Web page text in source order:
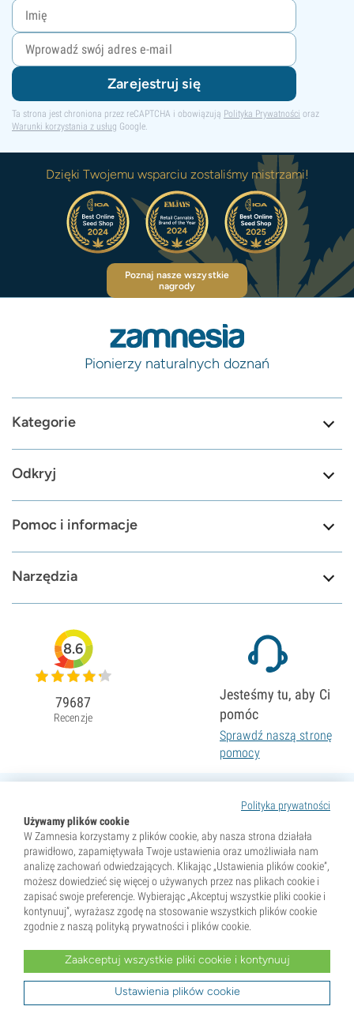
Zarejestruj się
Ta strona jest chroniona przez reCAPTCHA i obowiązują Polityka Prywatności oraz
Warunki korzystania z usług Google.
Dzięki Twojemu wsparciu zostaliśmy mistrzami!
Poznaj nasze wszystkie
nagrody
Pionierzy naturalnych doznań
Kategorie
Odkryj
Pomoc i informacje
Narzędzia
Polityka prywatności
Używamy plików cookie
W Zamnesia korzystamy z plików cookie, aby nasza strona działała
prawidłowo, zapamiętywała Twoje ustawienia oraz umożliwiała nam
analizę zachowań odwiedzających. Klikając „Ustawienia plików cookie”,
możesz dowiedzieć się więcej o używanych przez nas plikach cookie i
zapisać swoje preferencje. Wybierając „Akceptuj wszystkie pliki cookie i
kontynuuj”, wyrażasz zgodę na stosowanie wszystkich plików cookie
zgodnie z naszą polityką prywatności i plików cookie.
Zaakceptuj wszystkie pliki cookie i kontynuuj
Ustawienia plików cookie
8.6
79687
Recenzje
Jesteśmy tu, aby Ci
pomóc
Sprawdź naszą stronę
pomocy
* Nasiona są sprzedawane wyłącznie jako pamiątki. Kiełkowanie nasion jest nielegalne w wielu krajach.
zamieszkania oraz znasz obowiązujące przepisy. Zamnesia nie ponosi odpowiedzialności za działania
niezgodne z prawem.